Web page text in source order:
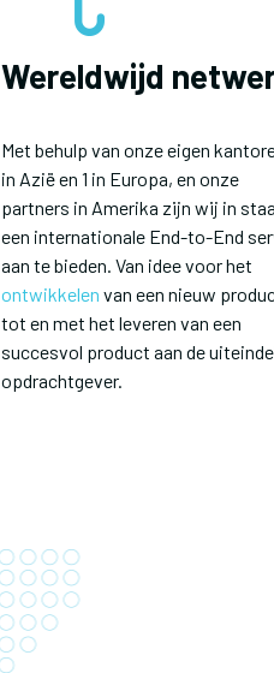
Wereldwijd
Met behulp van onze eigen
in Azië en 1 in Europa, en onze
partners in Amerika zijn wij in
een internationale End-to-End
aan te bieden. Van idee voor het
ontwikkelen van een nieuw
tot en met het leveren van een
succesvol product aan de
opdrachtgever.